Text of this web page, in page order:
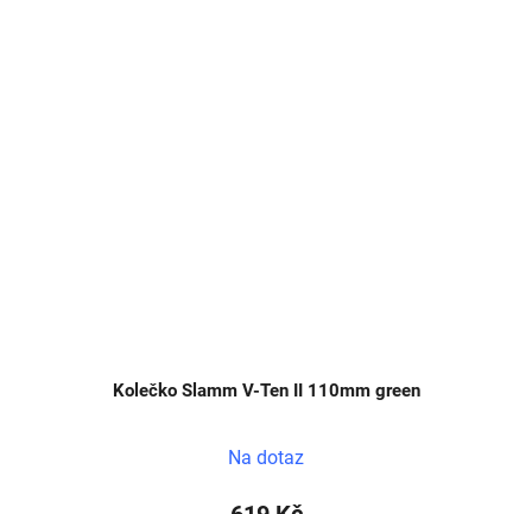
Kolečko Slamm V-Ten II 110mm green
Na dotaz